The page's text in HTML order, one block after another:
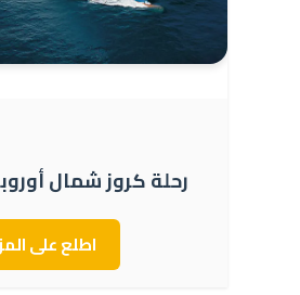
رحلة كروز شمال أوروبا MSC Poesia
اطلع على المزيد